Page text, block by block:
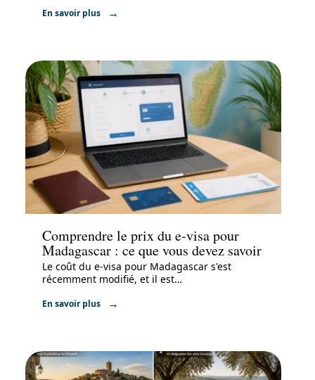
En savoir plus
Administratif
Comprendre le prix du e-visa pour
Madagascar : ce que vous devez savoir
Le coût du e-visa pour Madagascar s'est
récemment modifié, et il est…
En savoir plus